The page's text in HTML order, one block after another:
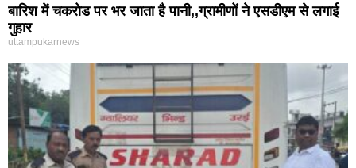
बारिश में चकरोड पर भर जाता है पानी,,ग्रामीणों ने एसडीएम से लगाई
गुहार
uttampukarnews